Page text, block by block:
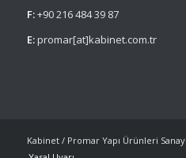
F:+90 216 484 39 87
E:promar[at]kabinet.com.tr
Kabinet / Promar Yapı Ürünleri